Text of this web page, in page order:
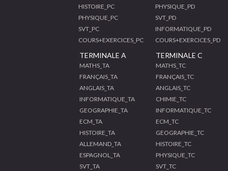
HISTOIRE_PC
PHYSIQUE_PC
SVT_PC
COURS+EXERCICES_PC
PHYSIQUE_PD
SVT_PD
INFORMATIQUE_PD
COURS+EXERCICES_PD
TERMINALE A
MATHS_TA
FRANÇAIS_TA
ANGLAIS_TA
INFORMATIQUE_TA
GEOGRAPHIE_TA
ECM_TA
HISTOIRE_TA
ALLEMAND_TA
ESPAGNOL_TA
SVT_TA
TERMINALE C
MATHS_TC
FRANÇAIS_TC
ANGLAIS_TC
CHIMIE_TC
INFORMATIQUE_TC
ECM_TC
GEOGRAPHIE_TC
HISTOIRE_TC
PHYSIQUE_TC
SVT_TC